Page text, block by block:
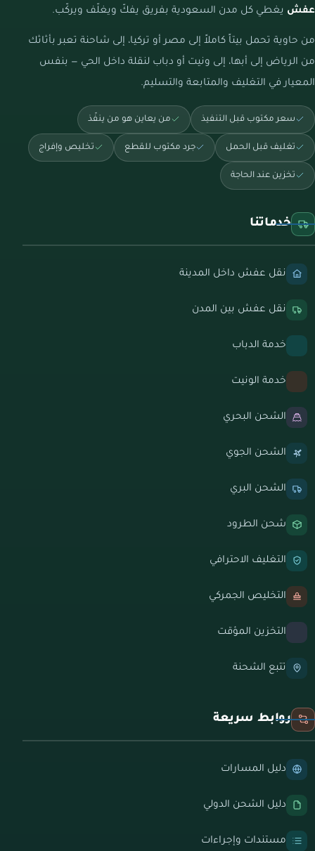
عفش يغطي كل مدن السعودية بفريق يفكّ ويغلّف ويركّب.
من حاوية تحمل بيتاً كاملاً إلى مصر أو تركيا، إلى شاحنة تعبر بأثاثك
من الرياض إلى أبها، إلى ونيت أو دباب لنقلة داخل الحي — بنفس
المعيار في التغليف والمتابعة والتسليم.
سعر مكتوب قبل التنفيذ من يعاين هو من ينفّذ
تغليف قبل الحمل جرد مكتوب للقطع تخليص وإفراج
تخزين عند الحاجة
خدماتنا
نقل عفش داخل المدينة
نقل عفش بين المدن
خدمة الدباب
خدمة الونيت
الشحن البحري
الشحن الجوي
الشحن البري
شحن الطرود
التغليف الاحترافي
التخليص الجمركي
التخزين المؤقت
تتبع الشحنة
روابط سريعة
دليل المسارات
دليل الشحن الدولي
مستندات وإجراءات